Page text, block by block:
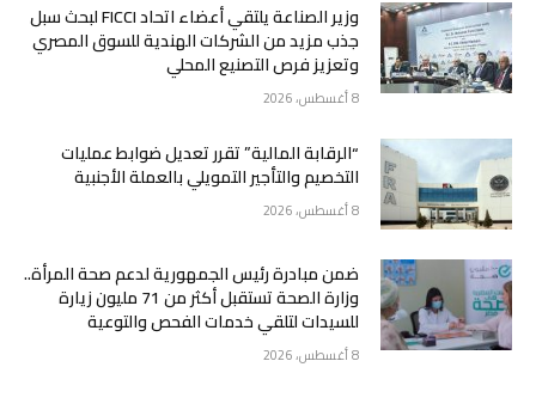
وزير الصناعة يلتقي أعضاء اتحاد FICCI لبحث سبل
جذب مزيد من الشركات الهندية للسوق المصري
وتعزيز فرص التصنيع المحلي
8 أغسطس، 2026
“الرقابة المالية” تقرر تعديل ضوابط عمليات
التخصيم والتأجير التمويلي بالعملة الأجنبية
8 أغسطس، 2026
ضمن مبادرة رئيس الجمهورية لدعم صحة المرأة..
وزارة الصحة تستقبل أكثر من 71 مليون زيارة
للسيدات لتلقي خدمات الفحص والتوعية
8 أغسطس، 2026